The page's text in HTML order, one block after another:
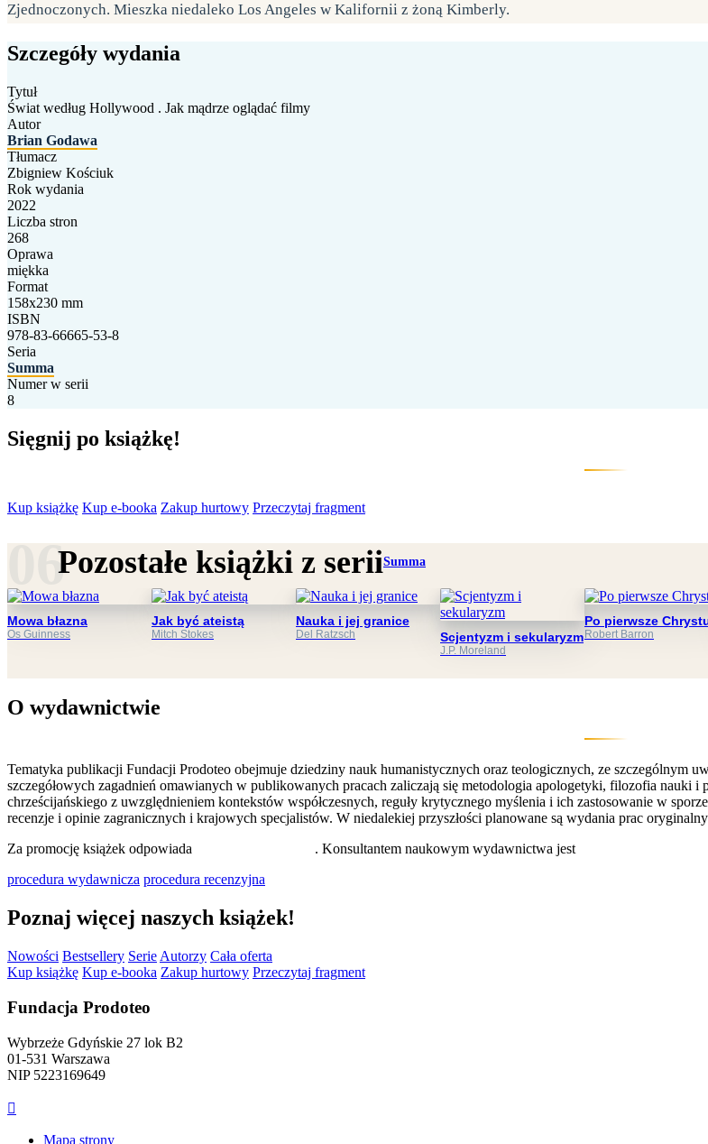
Zjednoczonych. Mieszka niedaleko Los Angeles w Kalifornii z żoną Kimberly.
Szczegóły wydania
Tytuł
Świat według Hollywood . Jak mądrze oglądać filmy
Autor
Brian Godawa
Tłumacz
Zbigniew Kościuk
Rok wydania
2022
Liczba stron
268
Oprawa
miękka
Format
158x230 mm
ISBN
978-83-66665-53-8
Seria
Summa
Numer w serii
8
Sięgnij po książkę!
Kup książkę Kup e-booka Zakup hurtowy Przeczytaj fragment
Pozostałe książki z seriiSumma
Mowa błazna
Os Guinness
Jak być ateistą
Mitch Stokes
Nauka i jej granice
Del Ratzsch Scjentyzm i sekularyzm
J.P. Moreland
Po pierwsze
Robert Barron
O wydawnictwie
Tematyka publikacji Fundacji Prodoteo obejmuje dziedziny nauk humanistycznych oraz teologicznych, ze
szczegółowych zagadnień omawianych w publikowanych pracach zaliczają się metodologia apologetyki, filozofia nauki
chrześcijańskiego z uwzględnieniem kontekstów współczesnych, reguły krytycznego myślenia i ich zastosowanie w
recenzje i opinie zagranicznych i krajowych specjalistów. W niedalekiej przyszłości planowane są wydania prac
Za promocję książek odpowiada
. Konsultantem naukowym wydawnictwa jest
procedura wydawnicza procedura recenzyjna
Poznaj więcej naszych książek!
Nowości Bestsellery Serie Autorzy Cała oferta
Kup książkę Kup e-booka Zakup hurtowy Przeczytaj fragment
Fundacja Prodoteo
Wybrzeże Gdyńskie 27 lok B2
01-531 Warszawa
NIP 5223169649

Mapa strony